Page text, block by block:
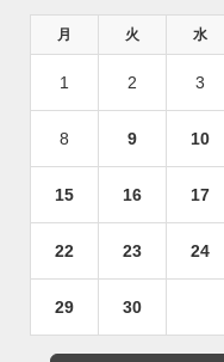
月 火 水
1 2 3
8 9 10
15 16 17
22 23 24
29 30